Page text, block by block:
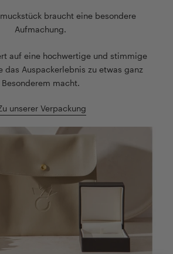
braucht eine besondere
Aufmachung.
auf eine hochwertige und stimmige
das Auspackerlebnis zu etwas ganz
Besonderem macht.
unserer Verpackung